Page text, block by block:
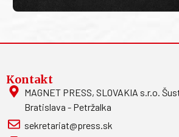
Kontakt
MAGNET PRESS, SLOVAKIA s.r.o.
Bratislava - Petržalka
sekretariat@press.sk